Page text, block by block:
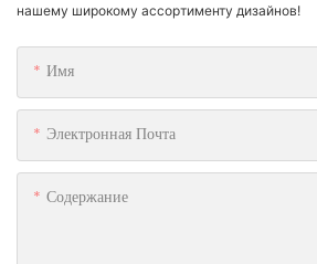
нашему широкому ассортименту дизайнов!
Имя
Электронная Почта
Содержание